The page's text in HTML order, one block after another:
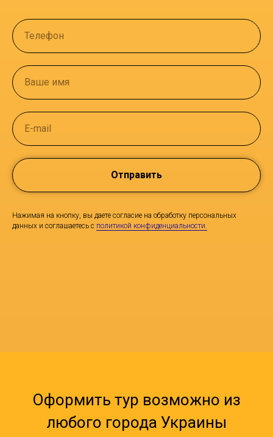
Телефон
Ваше имя
E-mail
Отправить
Нажимая на кнопку, вы даете согласие на обработку персональных
данных и соглашаетесь c политикой конфиденциальности.
Оформить тур возможно из
любого города Украины